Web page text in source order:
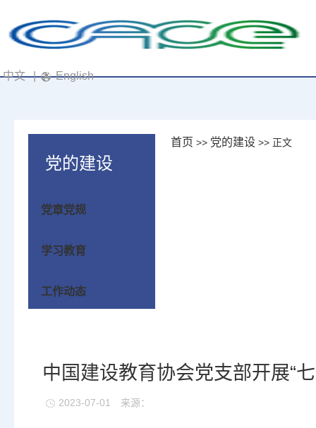
中文 | English
党的建设
党章党规
学习教育
工作动态
首页 >> 党的建设>> 正文
中国建设教育协会党支部开展“
2023-07-01 来源：